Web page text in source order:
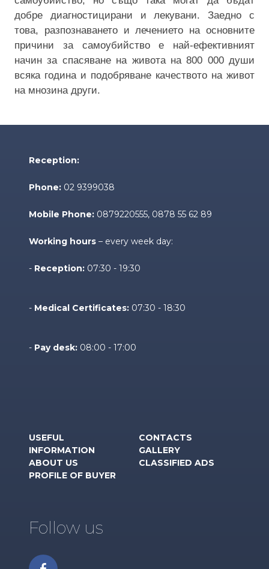
добре диагностицирани и лекувани. Заедно с
това, разпознаването и лечението на основните
причини за самоубийство е най-ефективният
начин за спасяване на живота на 800 000 души
всяка година и подобряване качеството на живот
на мнозина други.
Reception:
Phone: 02 9399038
Mobile Phone: 0879220555, 0878 55 62 89
Working hours – every week day:
- Reception: 07:30 - 19:30
- Medical Certificates: 07:30 - 18:30
- Pay desk: 08:00 - 17:00
USEFUL
INFORMATION
ABOUT US
PROFILE OF BUYER
CONTACTS
GALLERY
CLASSIFIED ADS
Follow us